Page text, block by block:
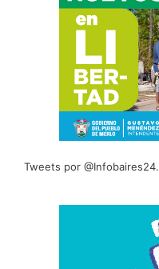
Tweets por @Infobaires24.